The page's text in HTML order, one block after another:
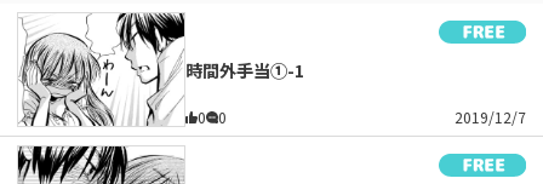
時間外手当①-1
0 0 2019/12/7